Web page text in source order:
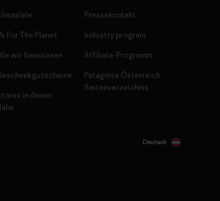
For The Planet
wir finanzieren
in deiner
Pressekontakt
Industry program
Affiliate-Programm
Patagonia Österreich
Seitenverzeichnis
Deutsch